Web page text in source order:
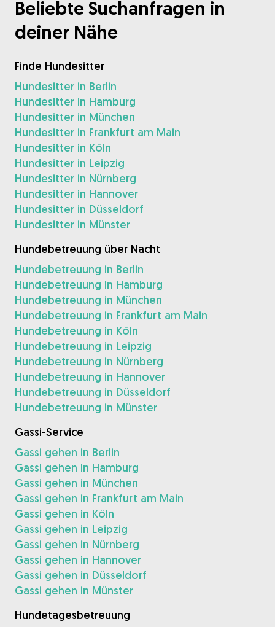
Beliebte Suchanfragen in
deiner Nähe
Finde Hundesitter
Hundesitter in Berlin
Hundesitter in Hamburg
Hundesitter in München
Hundesitter in Frankfurt am Main
Hundesitter in Köln
Hundesitter in Leipzig
Hundesitter in Nürnberg
Hundesitter in Hannover
Hundesitter in Düsseldorf
Hundesitter in Münster
Hundebetreuung über Nacht
Hundebetreuung in Berlin
Hundebetreuung in Hamburg
Hundebetreuung in München
Hundebetreuung in Frankfurt am Main
Hundebetreuung in Köln
Hundebetreuung in Leipzig
Hundebetreuung in Nürnberg
Hundebetreuung in Hannover
Hundebetreuung in Düsseldorf
Hundebetreuung in Münster
Gassi-Service
Gassi gehen in Berlin
Gassi gehen in Hamburg
Gassi gehen in München
Gassi gehen in Frankfurt am Main
Gassi gehen in Köln
Gassi gehen in Leipzig
Gassi gehen in Nürnberg
Gassi gehen in Hannover
Gassi gehen in Düsseldorf
Gassi gehen in Münster
Hundetagesbetreuung